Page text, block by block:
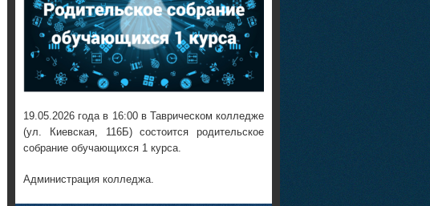
19.05.2026 года в 16:00 в Таврическом колледже
(ул. Киевская, 116Б) состоится родительское
собрание обучающихся 1 курса.
Администрация колледжа.